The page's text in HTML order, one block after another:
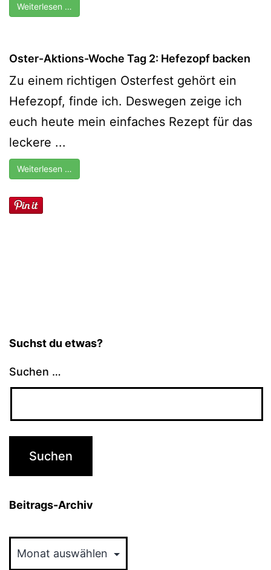
Weiterlesen …
Oster-Aktions-Woche Tag 2: Hefezopf backen
Zu einem richtigen Osterfest gehört ein
Hefezopf, finde ich. Deswegen zeige ich
euch heute mein einfaches Rezept für das
leckere ...
Weiterlesen …
Suchst du etwas?
Suchen …
Beitrags-Archiv
Archiv